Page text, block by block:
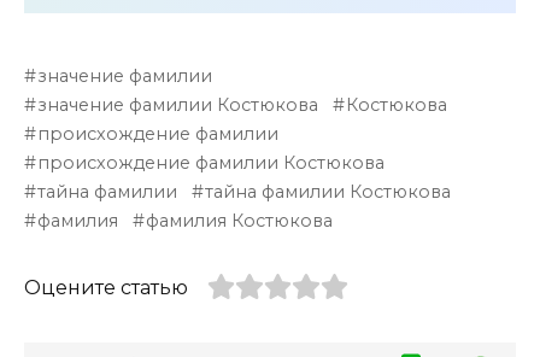
значение фамилии
значение фамилии Костюкова
Костюкова
происхождение фамилии
происхождение фамилии Костюкова
тайна фамилии
тайна фамилии Костюкова
фамилия
фамилия Костюкова
Оцените статью